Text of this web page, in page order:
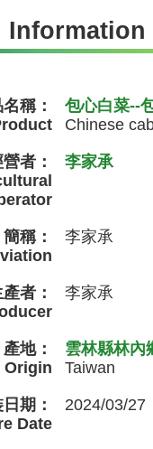
Information
稱：
包心白菜--
Chinese
者：
李家承
簡稱：
李家承
者：
李家承
產地：
Origin
雲林縣林內
Taiwan
期：
Date
2024/03/27